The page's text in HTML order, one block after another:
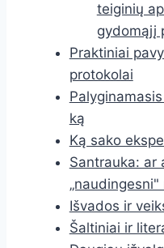
teiginių
gydomąjį
Praktiniai
protokolai
ką
Ką sako
Santrauka: ar
„naudingesni"
Išvados ir
Šaltiniai ir